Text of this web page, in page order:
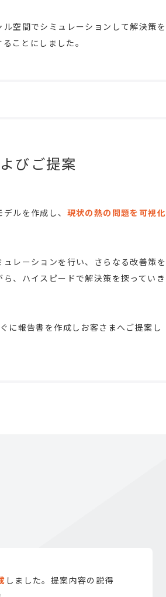
空間でシミュレーションして解決策を
ることにしました。
びご提案
ルを作成し、 現状の熱の問題を可視化
レーションを行い、さらなる改善策を
、ハイスピードで解決策を探っていき
に報告書を作成しお客さまへご提案し
しました。提案内容の説得